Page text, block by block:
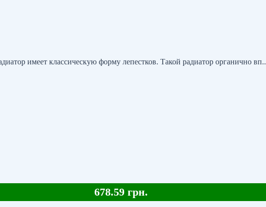
имеет классическую форму лепестков. Такой радиатор органично вп..
678.59 грн.